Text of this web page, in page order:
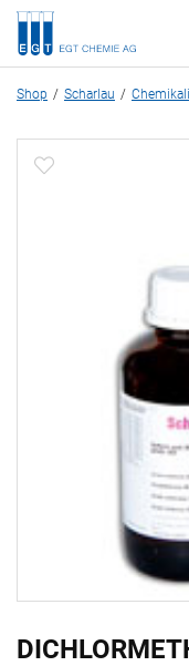
Shop Scharlau